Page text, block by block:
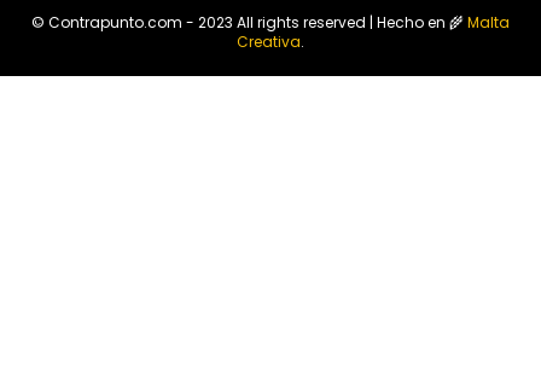
© Contrapunto.com - 2023 All rights reserved | Hecho en 🌾Malta
Creativa.